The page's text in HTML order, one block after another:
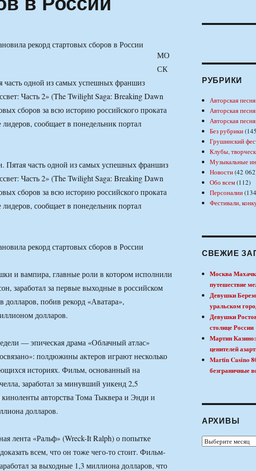
МО
СК
одной из самых успешных франшиз
Часть 2» (The Twilight Saga: Breaking Dawn
сборов за всю историю российского проката
сообщает в понедельник портал
часть одной из самых успешных франшиз
Часть 2» (The Twilight Saga: Breaking Dawn
сборов за всю историю российского проката
сообщает в понедельник портал
и вампира, главные роли в котором исполнили
заработал за первые выходные в российском
побив рекорд «Аватара»,
долларов.
— эпическая драма «Облачный атлас»
полдюжины актеров играют несколько
историях. Фильм, основанный на
заработал за минувший уикенд 2,5
авторства Тома Тыквера и Энди и
долларов.
лента «Ральф» (Wreck-It Ralph) о попытке
всем, что он тоже чего-то стоит. Фильм-
за выходные 1,3 миллиона долларов, что
РУБРИКИ
Авторская
Авторская
Авторская
Без рубрики
Грушинский
Клубы,
Музыкальные
Новости(42
Обо всем(112)
Персоналии
Фестивали,
СВЕЖИЕ
Москва
путешествие
Девушки
уральском
Девушки
столице России
Мартин
ценителей
Martin Casino
безграничные
АРХИВЫ
Архивы